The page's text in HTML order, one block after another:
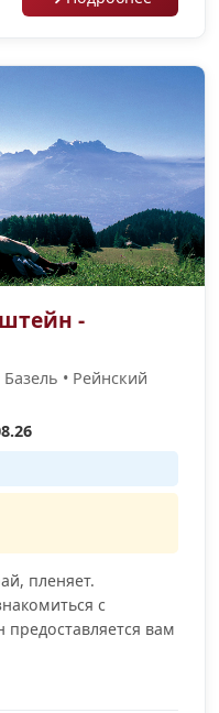
-
• Рейнский
пленяет.
с
предоставляется вам